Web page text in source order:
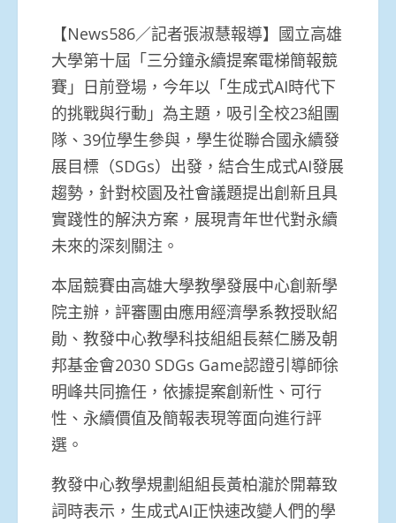
【News586／記者張淑慧報導】國立高雄
大學第十屆「三分鐘永續提案電梯簡報競
賽」日前登場，今年以「生成式AI時代下
的挑戰與行動」為主題，吸引全校23組團
隊、39位學生參與，學生從聯合國永續發
展目標（SDGs）出發，結合生成式AI發展
趨勢，針對校園及社會議題提出創新且具
實踐性的解決方案，展現青年世代對永續
未來的深刻關注。
本屆競賽由高雄大學教學發展中心創新學
院主辦，評審團由應用經濟學系教授耿紹
勛、教發中心教學科技組組長蔡仁勝及朝
邦基金會2030 SDGs Game認證引導師徐
明峰共同擔任，依據提案創新性、可行
性、永續價值及簡報表現等面向進行評
選。
教發中心教學規劃組組長黃柏瀧於開幕致
詞時表示，生成式AI正快速改變人們的學